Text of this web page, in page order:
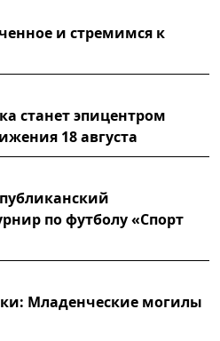
и стремимся к
станет эпицентром
18 августа
по футболу «Спорт
Младенческие могилы